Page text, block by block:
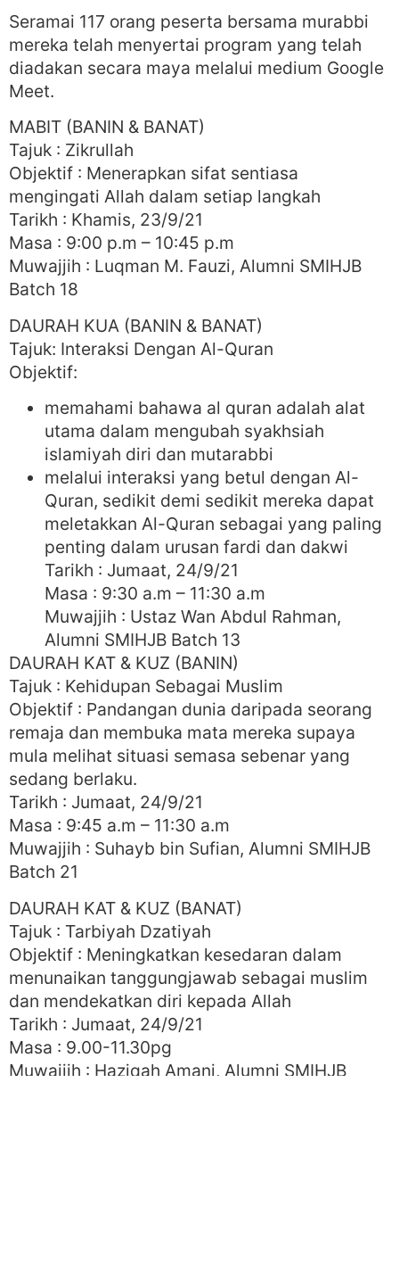
Seramai 117 orang peserta bersama murabbi
mereka telah menyertai program yang telah
diadakan secara maya melalui medium Google
Meet.
MABIT (BANIN & BANAT)
Tajuk : Zikrullah
Objektif : Menerapkan sifat sentiasa
mengingati Allah dalam setiap langkah
Tarikh : Khamis, 23/9/21
Masa : 9:00 p.m – 10:45 p.m
Muwajjih : Luqman M. Fauzi, Alumni SMIHJB
Batch 18
DAURAH KUA (BANIN & BANAT)
Tajuk: Interaksi Dengan Al-Quran
Objektif:
memahami bahawa al quran adalah alat
utama dalam mengubah syakhsiah
islamiyah diri dan mutarabbi
melalui interaksi yang betul dengan Al-
Quran, sedikit demi sedikit mereka dapat
meletakkan Al-Quran sebagai yang paling
penting dalam urusan fardi dan dakwi
Tarikh : Jumaat, 24/9/21
Masa : 9:30 a.m – 11:30 a.m
Muwajjih : Ustaz Wan Abdul Rahman,
Alumni SMIHJB Batch 13
DAURAH KAT & KUZ (BANIN)
Tajuk : Kehidupan Sebagai Muslim
Objektif : Pandangan dunia daripada seorang
remaja dan membuka mata mereka supaya
mula melihat situasi semasa sebenar yang
sedang berlaku.
Tarikh : Jumaat, 24/9/21
Masa : 9:45 a.m – 11:30 a.m
Muwajjih : Suhayb bin Sufian, Alumni SMIHJB
Batch 21
DAURAH KAT & KUZ (BANAT)
Tajuk : Tarbiyah Dzatiyah
Objektif : Meningkatkan kesedaran dalam
menunaikan tanggungjawab sebagai muslim
dan mendekatkan diri kepada Allah
Tarikh : Jumaat, 24/9/21
Masa : 9.00-11.30pg
Muwajjih : Haziqah Amani, Alumni SMIHJB